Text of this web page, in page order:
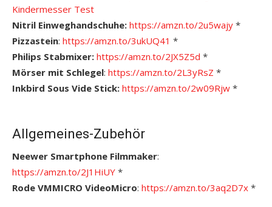
Kindermesser Test
Nitril Einweghandschuhe: https://amzn.to/2u5wajy *
Pizzastein: https://amzn.to/3ukUQ41 *
Philips Stabmixer: https://amzn.to/2JX5Z5d *
Mörser mit Schlegel: https://amzn.to/2L3yRsZ *
Inkbird Sous Vide Stick: https://amzn.to/2w09Rjw *
Allgemeines-Zubehör
Neewer Smartphone Filmmaker:
https://amzn.to/2J1HiUY *
Rode VMMICRO VideoMicro: https://amzn.to/3aq2D7x *